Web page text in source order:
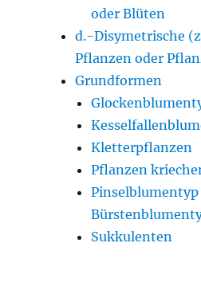
oder Blüten
d.-Disymetrische
Pflanzen oder
Grundformen
Kletterpflanzen
Pflanzen
Sukkulenten